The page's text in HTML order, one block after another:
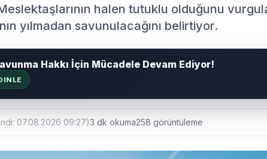
halen tutuklu olduğunu
yılmadan savunulacağını belirtiyor.
Hakkı İçin Mücadele Devam Ediyor!
07.08.2026 09:27)3 dk okuma258 görüntüleme